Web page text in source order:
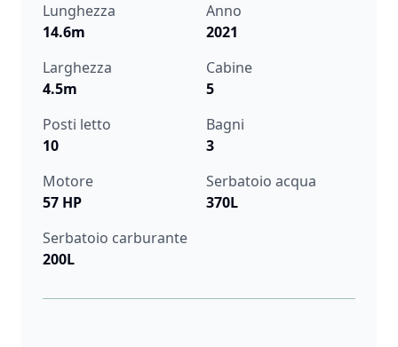
Lunghezza
14.6m
Anno
2021
Larghezza
4.5m
Cabine
5
Posti letto
10
Bagni
3
Motore
57 HP
Serbatoio acqua
370L
Serbatoio carburante
200L